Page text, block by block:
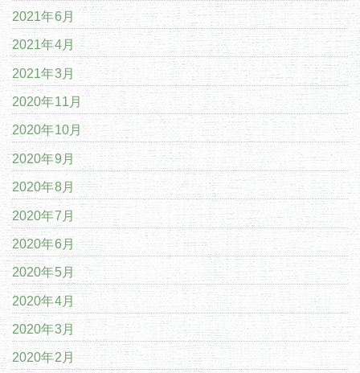
2021年6月
2021年4月
2021年3月
2020年11月
2020年10月
2020年9月
2020年8月
2020年7月
2020年6月
2020年5月
2020年4月
2020年3月
2020年2月